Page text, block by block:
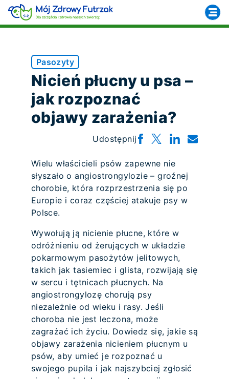
Pasozyty
Nicień płucny u psa –
jak rozpoznać
objawy zarażenia?
Udostępnij
Wielu właścicieli psów zapewne nie
słyszało o angiostrongylozie – groźnej
chorobie, która rozprzestrzenia się po
Europie i coraz częściej atakuje psy w
Polsce.
Wywołują ją nicienie płucne, które w
odróżnieniu od żerujących w układzie
pokarmowym pasożytów jelitowych,
takich jak tasiemiec i glista, rozwijają się
w sercu i tętnicach płucnych. Na
angiostrongylozę chorują psy
niezależnie od wieku i rasy. Jeśli
choroba nie jest leczona, może
zagrażać ich życiu. Dowiedz się, jakie są
objawy zarażenia nicieniem płucnym u
psów, aby umieć je rozpoznać u
swojego pupila i jak najszybciej zgłosić